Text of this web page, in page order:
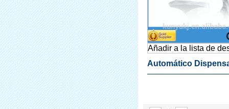
Añadir a la lista de
Automático